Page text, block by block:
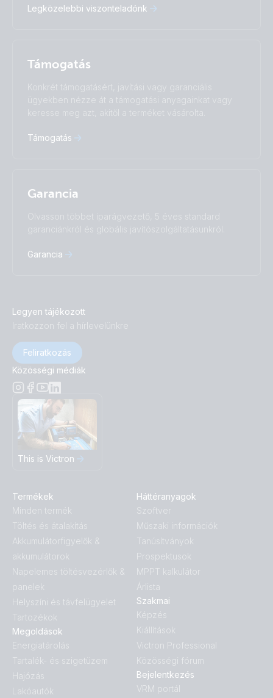
Italiano
Magyar
Suomalainen
Русский
Українська
中國人
Subscribe
Legközelebbi viszonteladónk
Támogatás
Konkrét támogatásért, javítási vagy garanciális
ügyekben nézze át a támogatási anyagainkat vagy
keresse meg azt, akitől a terméket vásárolta.
Támogatás
Garancia
Olvasson többet iparágvezető, 5 éves standard
garanciánkról és globális javítószolgáltatásunkról.
Garancia
Legyen tájékozott
Iratkozzon fel a hírlevelünkre
Feliratkozás
Közösségi médiák
This is Victron
Termékek
Minden termék
Töltés és átalakítás
Akkumulátorfigyelők &
akkumulátorok
Napelemes töltésvezérlők &
panelek
Helyszíni és távfelügyelet
Tartozékok
Megoldások
Energiatárolás
Tartalék- és szigetüzem
Hajózás
Lakóautók
Háttéranyagok
Szoftver
Műszaki információk
Tanúsítványok
Prospektusok
MPPT kalkulátor
Árlista
Szakmai
Képzés
Kiállítások
Victron Professional
Közösségi fórum
Bejelentkezés
VRM portál